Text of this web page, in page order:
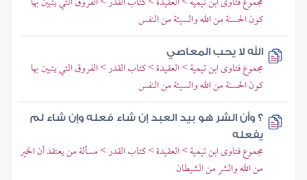
كون الحسنة من الله والسيئة من النفس
الله لا يحب المعاصي
مجموع فتاوى ابن تيمية > العقيدة > كتاب القدر > الفروق التي يتبين بها
كون الحسنة من الله والسيئة من النفس
؟ وأن الشر هو بيد العبد إن شاء فعله وإن شاء لم
يفعله
مجموع فتاوى ابن تيمية > العقيدة > كتاب القدر > مسألة من يعتقد أن الخير
من الله والشر من الشيطان